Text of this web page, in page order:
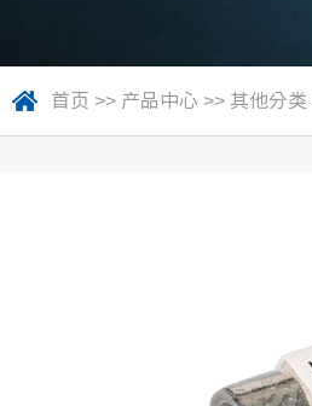
首页 >> 产品中心 >> 其他分类